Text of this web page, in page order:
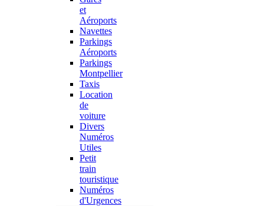
et
Aéroports
Navettes
Parkings
Aéroports
Parkings
Montpellier
Taxis
Location
de
voiture
Divers
Numéros
Utiles
Petit
train
touristique
Numéros
d'Urgences